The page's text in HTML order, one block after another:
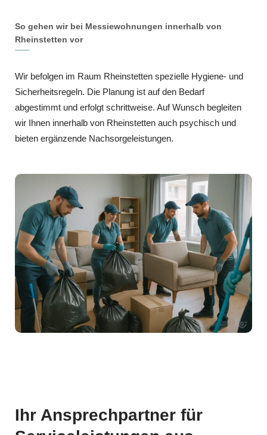
So gehen wir bei Messiewohnungen innerhalb von
Rheinstetten vor
Wir befolgen im Raum Rheinstetten spezielle Hygiene- und
Sicherheitsregeln. Die Planung ist auf den Bedarf
abgestimmt und erfolgt schrittweise. Auf Wunsch begleiten
wir Ihnen innerhalb von Rheinstetten auch psychisch und
bieten ergänzende Nachsorgeleistungen.
Ihr Ansprechpartner für